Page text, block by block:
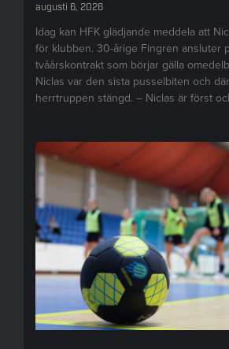
augusti 6, 2026
Idag kan HFK glädjande meddela att
för klubben. 30-årige Fingren ansluter
tvåårskontrakt som börjar gälla
Niclas var den sista pusselbiten och
herrtruppen stängd. – Niclas är först